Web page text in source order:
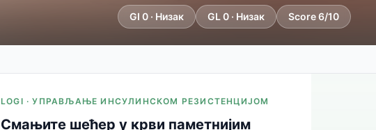
GI 0 · Низак GL 0 · Низак Score 6/10
LOGI · УПРАВЉАЊЕ ИНСУЛИНСКОМ РЕЗИСТЕНЦИЈОМ
Смањите шећер у крви паметнијим